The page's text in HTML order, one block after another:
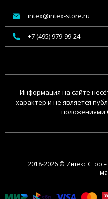
intex@intex-store.ru
+7 (495) 979-99-24
Информация на сайте
характер и не является
положениями
2018-2026 © Интекс Стор